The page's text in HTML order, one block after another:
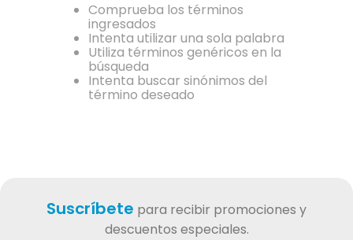
Comprueba los términos
ingresados
Intenta utilizar una sola palabra
Utiliza términos genéricos en la
búsqueda
Intenta buscar sinónimos del
término deseado
Suscríbete para recibir promociones y
descuentos especiales.